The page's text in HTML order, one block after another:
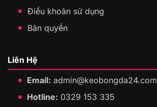
Điều khoản sử dụng
Bản quyền
Liên Hệ
Email: admin@keobongda24.com
Hotline: 0329 153 335